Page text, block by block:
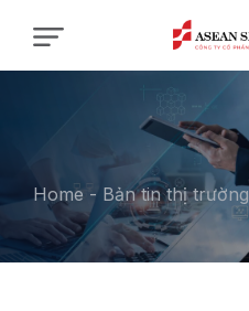
Home - Bản tin thị trường